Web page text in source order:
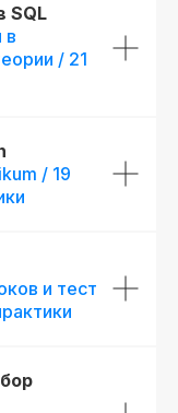
SQL
в
/ 21
/ 19
и тест